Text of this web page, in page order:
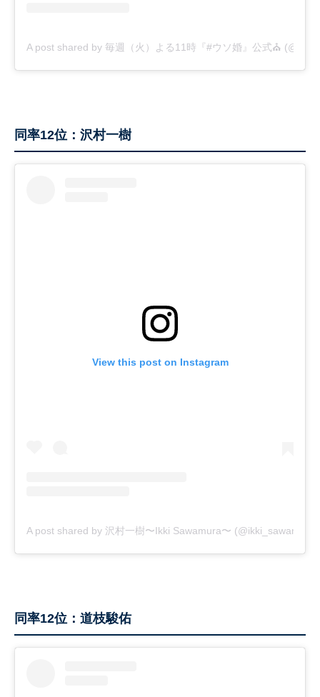
A post shared by 毎週（火）よる11時『#ウソ婚』公式⛪
同率12位：沢村一樹
View this post on Instagram
A post shared by 沢村一樹〜Ikki Sawamura〜
同率12位：道枝駿佑